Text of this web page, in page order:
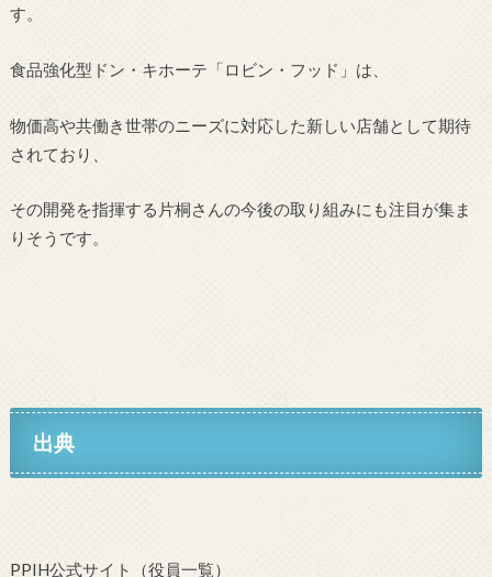
す。
食品強化型ドン・キホーテ「ロビン・フッド」は、
物価高や共働き世帯のニーズに対応した新しい店舗として期待
されており、
その開発を指揮する片桐さんの今後の取り組みにも注目が集ま
りそうです。
出典
PPIH公式サイト（役員一覧）